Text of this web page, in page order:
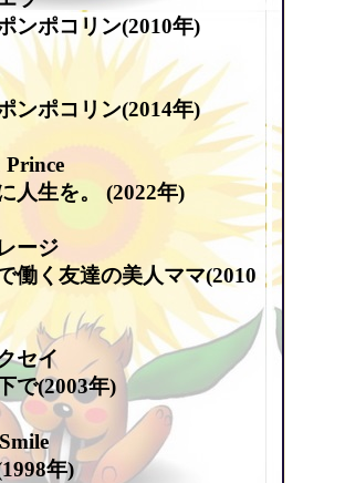
ンポコリン(2010年)
ンポコリン(2014年)
人生を。 (2022年)
ージ
働く友達の美人ママ(2010
セイ
で(2003年)
年)